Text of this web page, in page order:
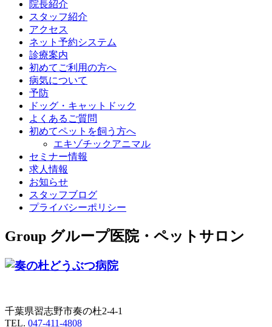
院長紹介
スタッフ紹介
アクセス
ネット予約システム
診療案内
初めてご利用の方へ
病気について
予防
ドッグ・キャットドック
よくあるご質問
初めてペットを飼う方へ
エキゾチックアニマル
セミナー情報
求人情報
お知らせ
スタッフブログ
プライバシーポリシー
Group グループ医院・ペットサロン
千葉県習志野市奏の杜2-4-1
TEL. 047-411-4808